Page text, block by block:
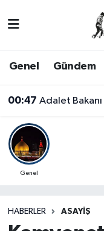
Genel Gündem
00:47 Adalet Bakanı Gürlek
Genel
HABERLER ASAYIŞ
Iğdır Trafik
Süper Lig